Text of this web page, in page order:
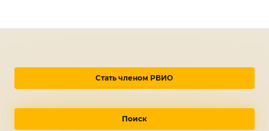
Стать членом РВИО
Поиск